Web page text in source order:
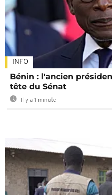
INFO
Bénin : l'ancien
tête du Sénat
Il y a 1 minute